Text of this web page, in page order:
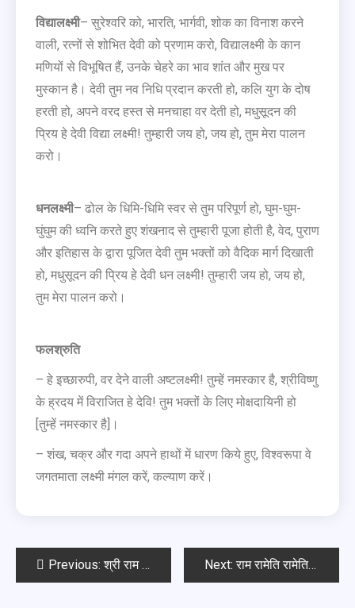
विद्यालक्ष्मी– सुरेश्वरि को, भारति, भार्गवी, शोक का विनाश करने
वाली, रत्नों से शोभित देवी को प्रणाम करो, विद्यालक्ष्मी के कान
मणियों से विभूषित हैं, उनके चेहरे का भाव शांत और मुख पर
मुस्कान है। देवी तुम नव निधि प्रदान करती हो, कलि युग के दोष
हरती हो, अपने वरद हस्त से मनचाहा वर देती हो, मधुसूदन की
प्रिय हे देवी विद्या लक्ष्मी! तुम्हारी जय हो, जय हो, तुम मेरा पालन
करो।
धनलक्ष्मी– ढोल के धिमि-धिमि स्वर से तुम परिपूर्ण हो, घुम-घुम-
घुंघुम की ध्वनि करते हुए शंखनाद से तुम्हारी पूजा होती है, वेद, पुराण
और इतिहास के द्वारा पूजित देवी तुम भक्तों को वैदिक मार्ग दिखाती
हो, मधुसूदन की प्रिय हे देवी धन लक्ष्मी! तुम्हारी जय हो, जय हो,
तुम मेरा पालन करो।
फलश्रुति
– हे इच्छारुपी, वर देने वाली अष्टलक्ष्मी! तुम्हें नमस्कार है, श्रीविष्णु
के ह्रदय में विराजित हे देवि! तुम भक्तों के लिए मोक्षदायिनी हो
[तुम्हें नमस्कार है]।
– शंख, चक्र और गदा अपने हाथों में धारण किये हुए, विश्वरूपा वे
जगतमाता लक्ष्मी मंगल करें, कल्याण करें।
Previous: श्री राम रक्षा स्तोत्र Next: राम रामेति रामेति, रमे रामे मनोरमे